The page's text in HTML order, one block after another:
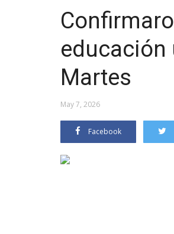
educación
Martes
May 7, 2026
Facebook